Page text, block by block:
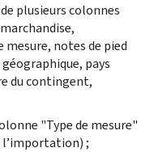
plusieurs colonnes
notes de pied
pays
du contingent,
"Type de mesure"
;